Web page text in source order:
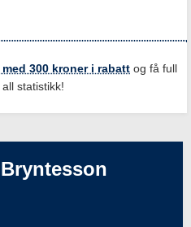
300 kroner i rabatt og få full
statistikk!